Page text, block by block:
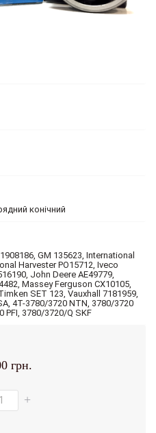
конічний
GM 135623, International
Harvester PO15712, Iveco
John Deere AE49779,
Massey Ferguson CX10105,
SET 123, Vauxhall 7181959,
4T-3780/3720 NTN, 3780/3720
PFI, 3780/3720/Q SKF
грн.
+